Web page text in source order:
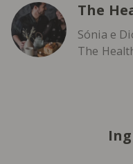
The
Sónia e
The